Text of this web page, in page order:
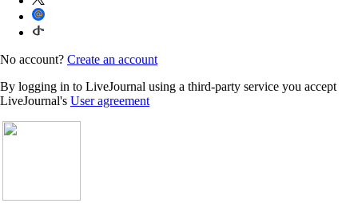
No account? Create an account
By logging in to LiveJournal using a third-party service you accept
LiveJournal's User agreement